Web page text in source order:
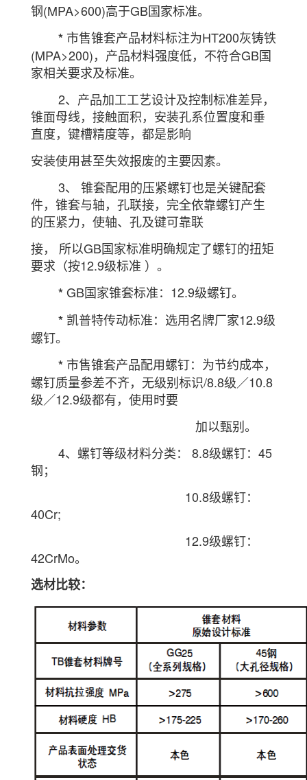
钢(MPA>600)高于GB国家标准。
* 市售锥套产品材料标注为HT200灰铸铁
(MPA>200)，产品材料强度低，不符合GB国
家相关要求及标准。
2、产品加工工艺设计及控制标准差异，
锥面母线，接触面积，安装孔系位置度和垂
直度，键槽精度等，都是影晌
安装使用甚至失效报废的主要因素。
3、 锥套配用的压紧螺钉也是关键配套
件，锥套与轴，孔联接，完全依靠螺钉产生
的压紧力，使轴、孔及键可靠联
接， 所以GB国家标准明确规定了螺钉的扭矩
要求（按12.9级标准 ）。
*GB国家锥套标准：12.9级螺钉。
* 凯普特传动标准：选用名牌厂家12.9级
螺钉。
* 市售锥套产品配用螺钉：为节约成本，
螺钉质量参差不齐，无级别标识/8.8级／10.8
级／12.9级都有，使用时要
加以甄别。
4、螺钉等级材料分类： 8.8级螺钉：45
钢；
10.8级螺钉：
40Cr;
12.9级螺钉：
42CrMo。
选材比较：